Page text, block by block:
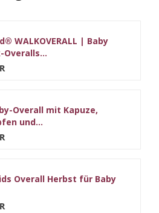
WALKOVERALL | Baby
Overalls...
Overall mit Kapuze,
und...
Overall Herbst für Baby